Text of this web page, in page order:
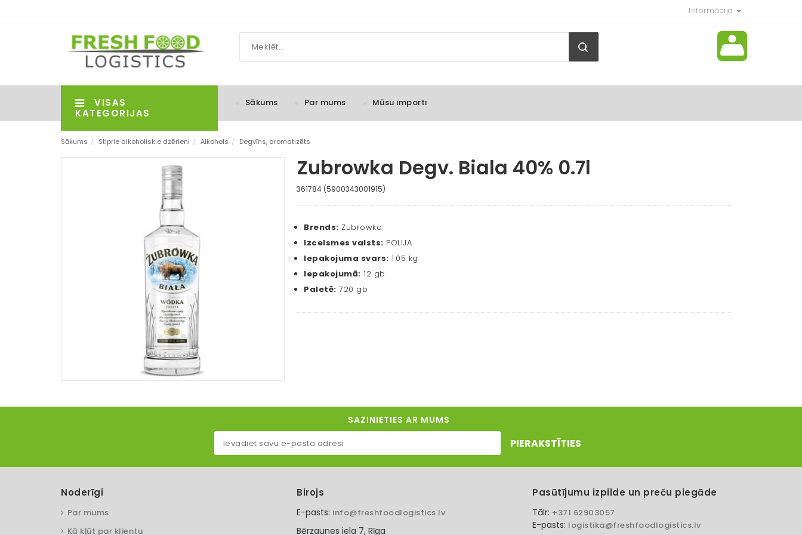
Informācija
VISAS
KATEGORIJAS
Sākums Par mums Mūsu importi
Sākums / Stiprie alkoholiskie dzērieni / Alkohols / Degvīns, aromatizēts
Zubrowka Degv. Biala 40% 0.7l
361784 (5900343001915)
Brends: Zubrowka
Izcelsmes valsts: POLIJA
Iepakojuma svars: 1.05 kg
Iepakojumā: 12 gb
Paletē: 720 gb
SAZINIETIES AR MUMS
PIERAKSTĪTIES
Noderīgi
Par mums
Kā kļūt par klientu
Birojs
E-pasts: info@freshfoodlogistics.lv
Bērzaunes iela 7, Rīga
Pasūtījumu izpilde un preču piegāde
Tālr: +371 62903057
E-pasts: logistika@freshfoodlogistics.lv